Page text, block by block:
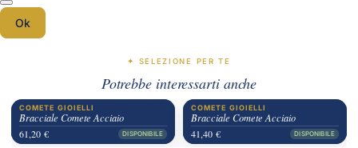
Ok
✦ SELEZIONE PER TE
Potrebbe interessarti anche
COMETE GIOIELLI
Bracciale Comete Acciaio
61,20 €
DISPONIBILE
COMETE GIOIELLI
Bracciale Comete Acciaio
41,40 €
DISPONIBILE